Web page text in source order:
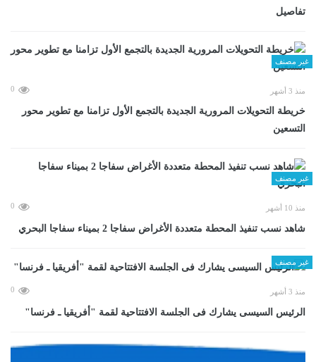
تفاصيل
غير مصنف
منذ 3 أشهر 0
خريطة التحويلات المرورية الجديدة بالتجمع الأول تزامنا مع تطوير محور
التسعين
غير مصنف
منذ 10 أشهر 0
شاهد نسب تنفيذ المحطة متعددة الأغراض سفاجا 2 بميناء سفاجا البحري
غير مصنف
منذ 3 أشهر 0
الرئيس السيسى يشارك فى الجلسة الافتتاحية لقمة "أفريقيا ـ فرنسا"